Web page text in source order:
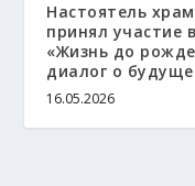
Настоятель
принял участие
«Жизнь до
диалог о
16.05.2026